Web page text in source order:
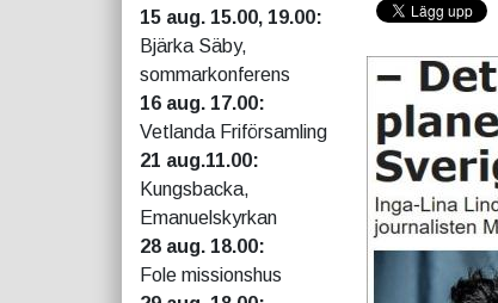
15 aug. 15.00, 19.00:
Bjärka Säby,
sommarkonferens
16 aug. 17.00:
Vetlanda Friförsamling
21 aug.11.00:
Kungsbacka,
Emanuelskyrkan
28 aug. 18.00:
Fole missionshus